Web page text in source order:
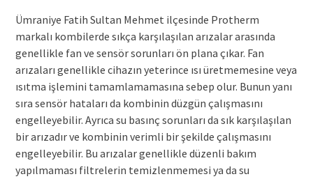
Ümraniye Fatih Sultan Mehmet ilçesinde Protherm
markalı kombilerde sıkça karşılaşılan arızalar arasında
genellikle fan ve sensör sorunları ön plana çıkar. Fan
arızaları genellikle cihazın yeterince ısı üretmemesine veya
ısıtma işlemini tamamlamamasına sebep olur. Bunun yanı
sıra sensör hataları da kombinin düzgün çalışmasını
engelleyebilir. Ayrıca su basınç sorunları da sık karşılaşılan
bir arızadır ve kombinin verimli bir şekilde çalışmasını
engelleyebilir. Bu arızalar genellikle düzenli bakım
yapılmaması filtrelerin temizlenmemesi ya da su